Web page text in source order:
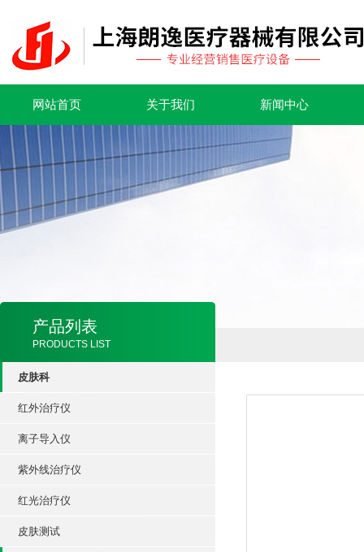
网站首页 关于我们 新闻中心
产品列表
PRODUCTS LIST
皮肤科
红外治疗仪
离子导入仪
紫外线治疗仪
红光治疗仪
皮肤测试